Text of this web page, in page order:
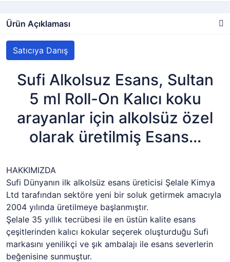
Ürün Açıklaması
Satıcıya Danış
Sufi Alkolsuz Esans, Sultan
5 ml Roll-On Kalıcı koku
arayanlar için alkolsüz özel
olarak üretilmiş Esans...
HAKKIMIZDA
Sufi Dünyanın ilk alkolsüz esans üreticisi Şelale Kimya
Ltd tarafından sektöre yeni bir soluk getirmek amacıyla
2004 yılında üretilmeye başlanmıştır.
Şelale 35 yıllık tecrübesi ile en üstün kalite esans
çeşitlerinden kalıcı kokular seçerek oluşturduğu Sufi
markasını yenilikçi ve şık ambalajı ile esans severlerin
beğenisine sunmuştur.